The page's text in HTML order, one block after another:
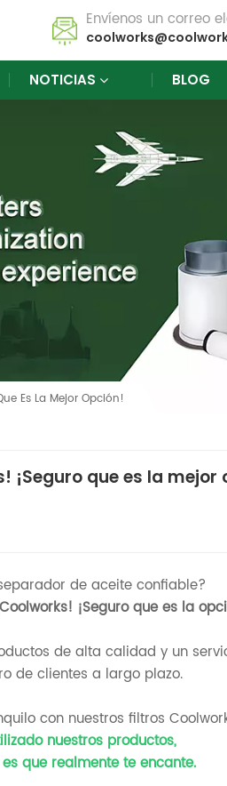
Envíenos un correo
NOTICIAS BLOG
Es La Mejor Opción!
¡Seguro que es la mejor
de aceite confiable?
¡Seguro que es la
de alta calidad y un
de clientes a largo plazo.
con nuestros filtros
nuestros productos,
que realmente te encante.